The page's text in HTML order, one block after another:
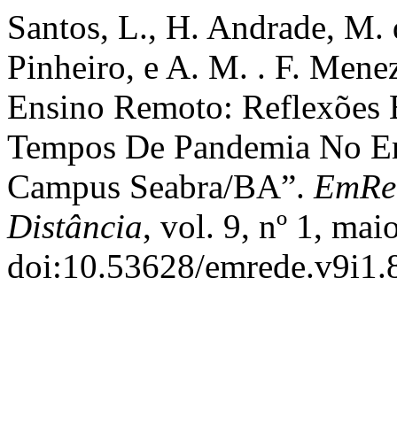
Santos, L., H. Andrade, M.
Pinheiro, e A. M. . F.
Ensino Remoto: Reflexões
Tempos De Pandemia No
Campus Seabra/BA”.
Distância, vol. 9, nº 1,
doi:10.53628/